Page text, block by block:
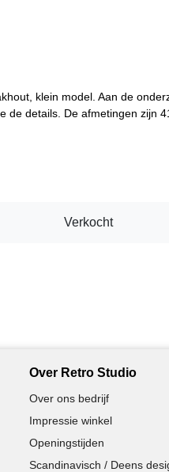
klein model. Aan de
de details. De afmetingen zijn
Verkocht
Over Retro Studio
Over ons bedrijf
Impressie winkel
Openingstijden
Scandinavisch / Deens